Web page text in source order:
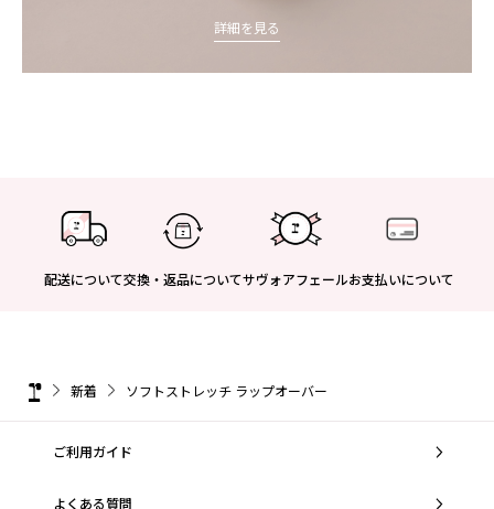
詳細を見る
配送について交換・返品についてサヴォアフェールお支払いについて
新着 ソフトストレッチ ラップオーバー
ご利用ガイド
よくある質問